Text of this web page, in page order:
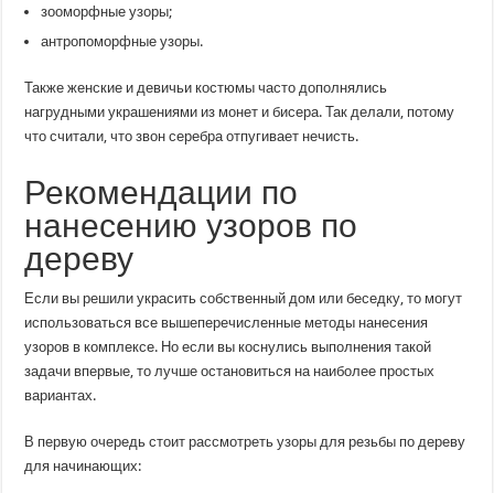
зооморфные узоры;
антропоморфные узоры.
Также женские и девичьи костюмы часто дополнялись
нагрудными украшениями из монет и бисера. Так делали, потому
что считали, что звон серебра отпугивает нечисть.
Рекомендации по
нанесению узоров по
дереву
Если вы решили украсить собственный дом или беседку, то могут
использоваться все вышеперечисленные методы нанесения
узоров в комплексе. Но если вы коснулись выполнения такой
задачи впервые, то лучше остановиться на наиболее простых
вариантах.
В первую очередь стоит рассмотреть узоры для резьбы по дереву
для начинающих: